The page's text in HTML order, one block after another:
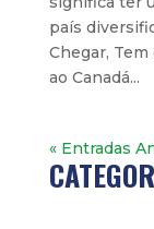
país
Chegar,
ao Canadá...
« Entradas